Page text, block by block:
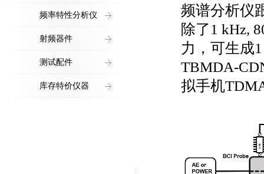
频率特性分析仪
射频器件
测试配件
库存特价仪器
频谱分析仪
除了 1 kHz,
力，可生成
TBMDA-
拟手机